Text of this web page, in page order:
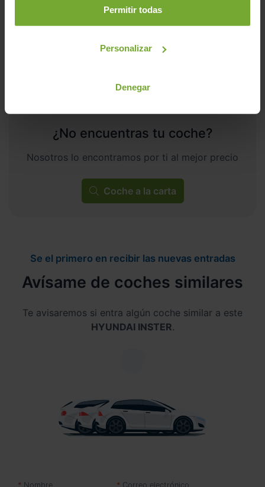
Permitir todas
Personalizar
Denegar
C
¿No encuentras tu coche?
Nosotros lo encontramos por ti al mejor precio
Coche a la carta
Se el primero en recibir las nuevas entradas
Avísame de coches similares
Te avisaremos si entra algún coche similar a este
HYUNDAI INSTER.
Nombre Correo electrónico